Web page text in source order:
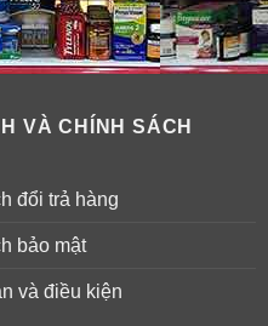
VÀ CHÍNH SÁCH
đổi trả hàng
bảo mật
và điều kiện